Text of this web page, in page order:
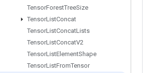
TensorForestTreeSize
TensorListConcat
TensorListConcatLists
TensorListConcatV2
TensorListElementShape
TensorListFromTensor